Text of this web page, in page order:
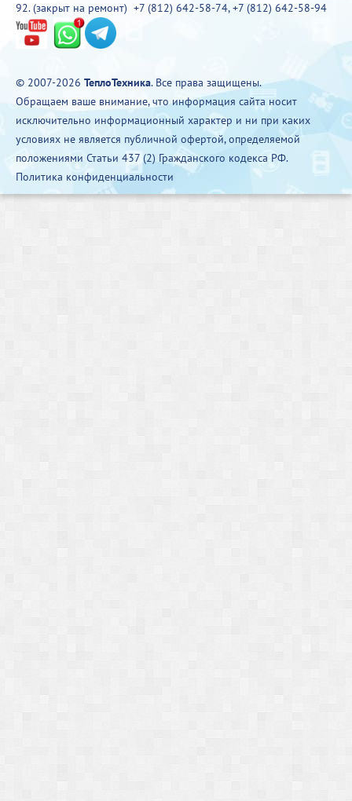
92. (закрыт на ремонт) +7 (812) 642-58-74,+7 (812) 642-58-94
© 2007-2026 ТеплоТехника. Все права защищены.
Обращаем ваше внимание, что информация сайта носит
исключительно информационный характер и ни при каких
условиях не является публичной офертой, определяемой
положениями Статьи 437 (2) Гражданского кодекса РФ.
Политика конфиденциальности